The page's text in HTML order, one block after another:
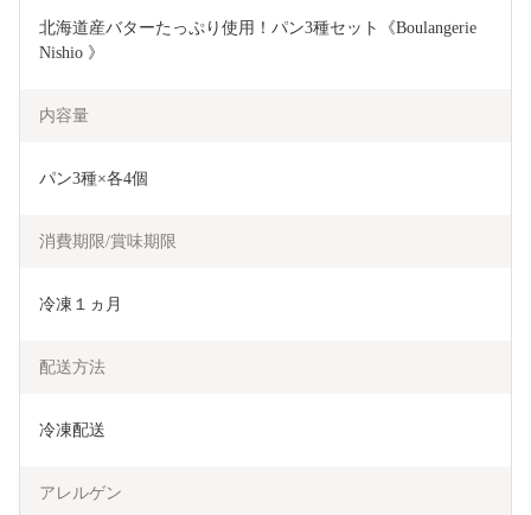
北海道産バターたっぷり使用！パン3種セット《Boulangerie
Nishio 》
内容量
パン3種×各4個
消費期限/賞味期限
冷凍１ヵ月
配送方法
冷凍配送
アレルゲン